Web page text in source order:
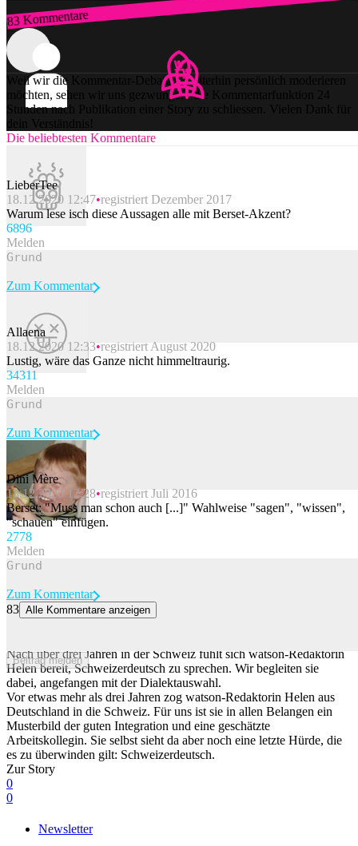
83 Kommentare
Zum Login
Weil wir die Kommentar-Debatten weiterhin persönlich moderieren
möchten, sehen wir uns gezwungen, die Kommentarfunktion 24
Stunden nach Publikation einer Story zu schliessen. Vielen Dank für
dein Verständnis!
Die beliebtesten Kommentare
LieberTee
18.12.2020 12:47 registriert Dezember 2017
Warum lese isch diese Aussagen alle mit Berset-Akzent?
6896
Melden
Beitrag melden
Zum Kommentar
Allaena
18.12.2020 12:33 registriert August 2020
Lustig, wäre das Ganze nicht himmeltraurig.
34311
Melden
Beitrag melden
Zum Kommentar
Dini Mère
18.12.2020 12:28 registriert Juli 2016
Berset: "Muss man schon auch [...]" Wahlweise "sagen", "wissen",
"schauen" einfügen.
2778
Melden
Beitrag melden
Zum Kommentar
83 Alle Kommentare anzeigen
Nach über drei Jahren in der Schweiz fühlt sich watson-Redaktorin
Helen bereit, Schweizerdeutsch zu sprechen. Wir begleiten sie
dabei, angefangen mit der Dialektauswahl.
Vor etwas mehr als drei Jahren zog watson-Redaktorin Helen aus
Deutschland in die Schweiz. Für uns ist sie in allen Belangen ein
Musterbild der guten Integration und eine geschätzte
Arbeitskollegin. Sie selbst sieht da aber noch eine letzte Hürde, die
es zu überwinden gilt: Schweizerdeutsch.
Zur Story
0
0
Newsletter